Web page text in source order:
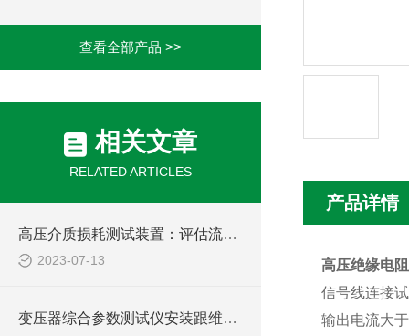
查看全部产品 >>
相关文章
RELATED ARTICLES
高压介质损耗测试装置：评估流体输送过程中的能量损失
2023-07-13
变压器综合参数测试仪安装跟维护有哪些要注意
产品详情
高压绝缘电
信号线连接
输出电流大